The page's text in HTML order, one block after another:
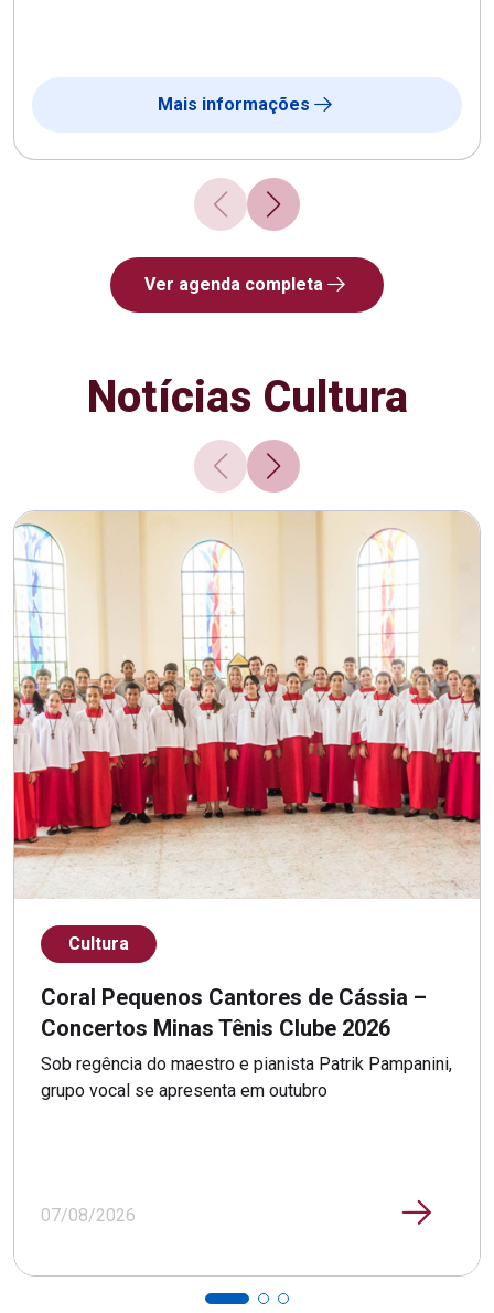
Mais informações
Ver agenda completa
Notícias Cultura
Cultura
Coral Pequenos Cantores de Cássia –
Concertos Minas Tênis Clube 2026
Sob regência do maestro e pianista Patrik Pampanini,
grupo vocal se apresenta em outubro
07/08/2026